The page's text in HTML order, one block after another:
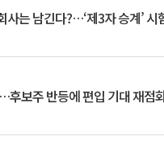
사는 남긴다?…‘제3자 승계’
후보주 반등에 편입 기대 재점